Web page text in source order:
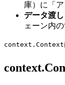
庫）に「
データ渡
ェーン内
context.Context